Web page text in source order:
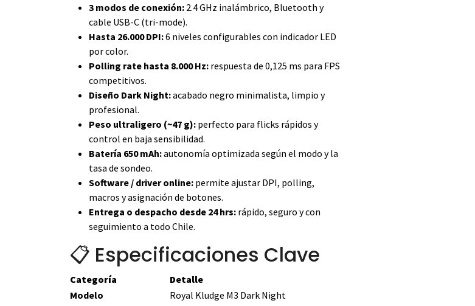
3 modos de conexión: 2.4 GHz inalámbrico, Bluetooth y
cable USB-C (tri-mode).
Hasta 26.000 DPI:6 niveles configurables con indicador LED
por color.
Polling rate hasta 8.000 Hz: respuesta de 0,125 ms para FPS
competitivos.
Diseño Dark Night:acabado negro minimalista, limpio y
profesional.
Peso ultraligero (~47 g): perfecto para flicks rápidos y
control en baja sensibilidad.
Batería 650 mAh:autonomía optimizada según el modo y la
tasa de sondeo.
Software / driver online: permite ajustar DPI, polling,
macros y asignación de botones.
Entrega o despacho desde 24 hrs: rápido, seguro y con
seguimiento a todo Chile.
📋 Especificaciones Clave
Categoría
Detalle
Modelo
Royal Kludge M3 Dark Night